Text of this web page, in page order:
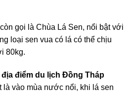
gọi là Chùa Lá Sen, nổi bật với
loại sen vua có lá có thể chịu
80kg.
địa điểm du lịch Đồng Tháp
vào mùa nước nổi, khi lá sen